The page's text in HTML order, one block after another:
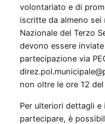
volontariato e di
iscritte da almeno sei
Nazionale del Terzo
devono essere
partecipazione via
non oltre le ore 12 del
Per ulteriori dettagli
partecipare, è